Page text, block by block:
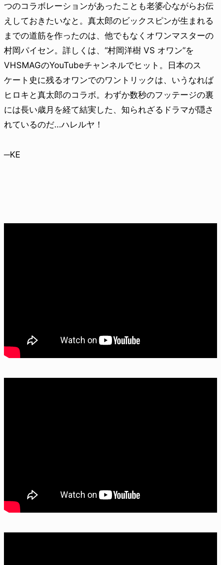
つのコラボレーションがあったことも老婆心ながらお伝
えしておきたいなと。真太郎のビックスピンが生まれる
までの道筋を作ったのは、他でもなくオワンマスターの
村岡パイセン。詳しくは、“村岡洋樹 VS オワン”を
VHSMAGのYouTubeチャンネルでヒット。日本のス
ケート史に残るオワンでのワントリックは、いうなれば
ヒロキと真太郎のコラボ。わずか数秒のフッテージの裏
には長い歳月を経て結実した、知られざるドラマが隠さ
れているのだ…ハレルヤ！
─KE